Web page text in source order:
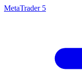
MetaTrader 5